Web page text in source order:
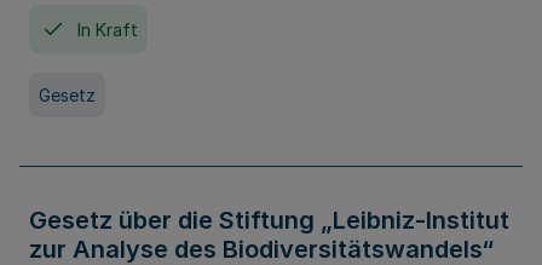
In Kraft
Gesetz
Gesetz über die Stiftung „Leibniz-Institut
zur Analyse des Biodiversitätswandels“